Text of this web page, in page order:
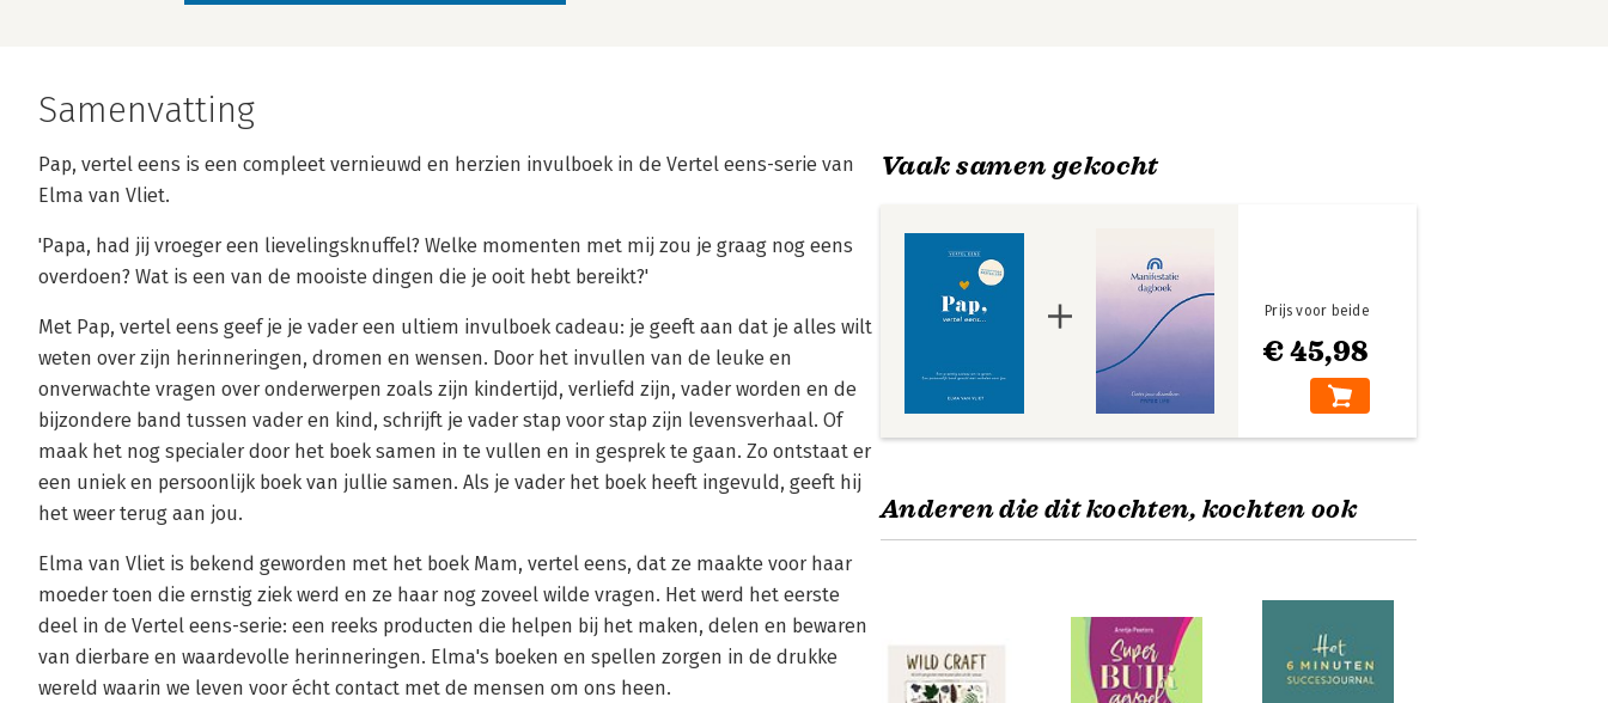
Samenvatting
Pap, vertel eens is een compleet vernieuwd en herzien invulboek in de Vertel eens-serie van
Elma van Vliet.
'Papa, had jij vroeger een lievelingsknuffel? Welke momenten met mij zou je graag nog eens
overdoen? Wat is een van de mooiste dingen die je ooit hebt bereikt?'
Met Pap, vertel eens geef je je vader een ultiem invulboek cadeau: je geeft aan dat je alles wilt
weten over zijn herinneringen, dromen en wensen. Door het invullen van de leuke en
onverwachte vragen over onderwerpen zoals zijn kindertijd, verliefd zijn, vader worden en de
bijzondere band tussen vader en kind, schrijft je vader stap voor stap zijn levensverhaal. Of
maak het nog specialer door het boek samen in te vullen en in gesprek te gaan. Zo ontstaat er
een uniek en persoonlijk boek van jullie samen. Als je vader het boek heeft ingevuld, geeft hij
het weer terug aan jou.
Elma van Vliet is bekend geworden met het boek Mam, vertel eens, dat ze maakte voor haar
moeder toen die ernstig ziek werd en ze haar nog zoveel wilde vragen. Het werd het eerste
deel in de Vertel eens-serie: een reeks producten die helpen bij het maken, delen en bewaren
van dierbare en waardevolle herinneringen. Elma's boeken en spellen zorgen in de drukke
wereld waarin we leven voor écht contact met de mensen om ons heen.
Vaak samen gekocht
€ 45,98
Prijs voor beide
Anderen die dit kochten, kochten ook